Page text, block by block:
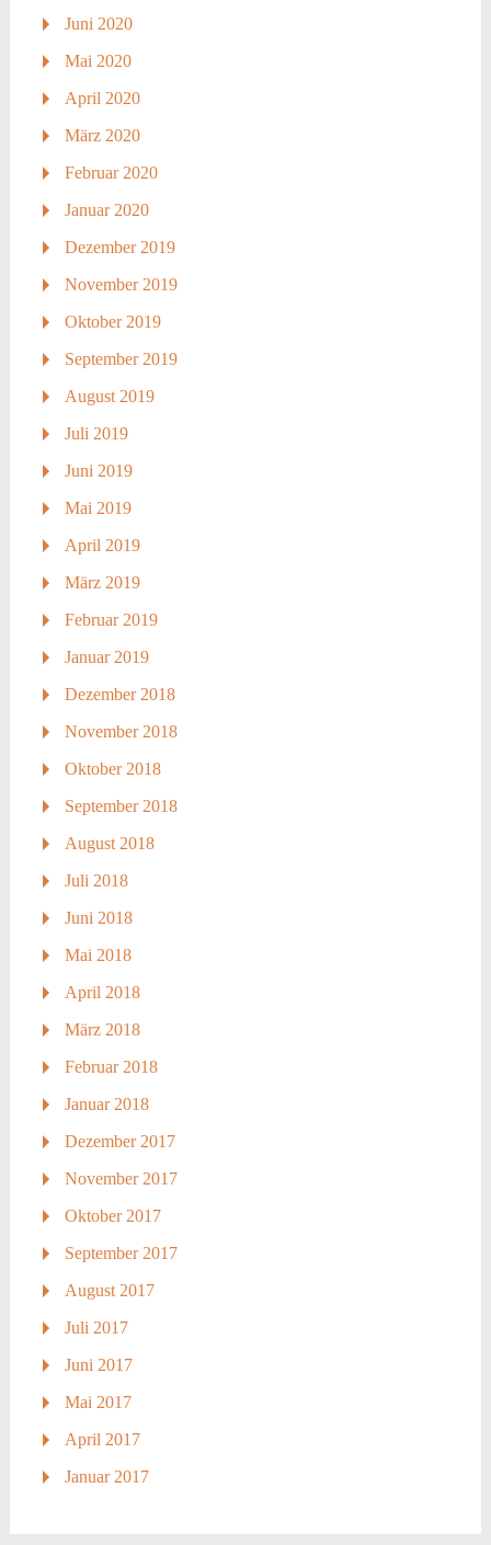
Juni 2020
Mai 2020
April 2020
März 2020
Februar 2020
Januar 2020
Dezember 2019
November 2019
Oktober 2019
September 2019
August 2019
Juli 2019
Juni 2019
Mai 2019
April 2019
März 2019
Februar 2019
Januar 2019
Dezember 2018
November 2018
Oktober 2018
September 2018
August 2018
Juli 2018
Juni 2018
Mai 2018
April 2018
März 2018
Februar 2018
Januar 2018
Dezember 2017
November 2017
Oktober 2017
September 2017
August 2017
Juli 2017
Juni 2017
Mai 2017
April 2017
Januar 2017